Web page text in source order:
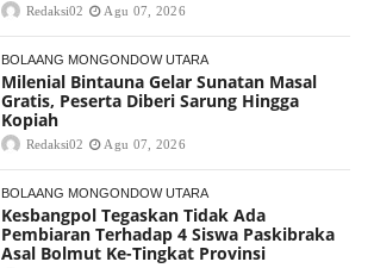
Redaksi02 Agu 07, 2026
BOLAANG MONGONDOW UTARA
Milenial Bintauna Gelar Sunatan Masal
Gratis, Peserta Diberi Sarung Hingga
Kopiah
Redaksi02 Agu 07, 2026
BOLAANG MONGONDOW UTARA
Kesbangpol Tegaskan Tidak Ada
Pembiaran Terhadap 4 Siswa Paskibraka
Asal Bolmut Ke-Tingkat Provinsi